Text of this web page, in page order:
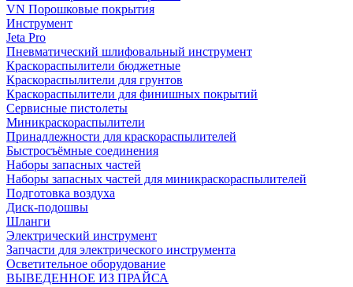
VN Порошковые покрытия
Инструмент
Jeta Pro
Пневматический шлифовальный инструмент
Краскораспылители бюджетные
Краскораспылители для грунтов
Краскораспылители для финишных покрытий
Сервисные пистолеты
Миникраскораспылители
Принадлежности для краскораспылителей
Быстросъёмные соединения
Наборы запасных частей
Наборы запасных частей для миникраскораспылителей
Подготовка воздуха
Диск-подошвы
Шланги
Электрический инструмент
Запчасти для электрического инструмента
Осветительное оборудование
ВЫВЕДЕННОЕ ИЗ ПРАЙСА